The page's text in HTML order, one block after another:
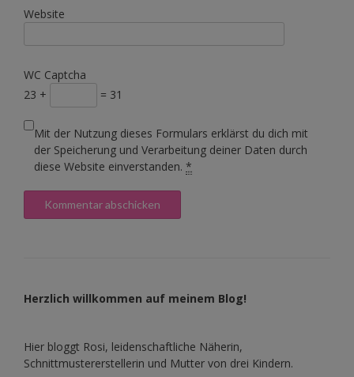
Website
WC Captcha
23 +
= 31
Mit der Nutzung dieses Formulars erklärst du dich mit
der Speicherung und Verarbeitung deiner Daten durch
diese Website einverstanden. *
Herzlich willkommen auf meinem Blog!
Hier bloggt Rosi, leidenschaftliche Näherin,
Schnittmustererstellerin und Mutter von drei Kindern.